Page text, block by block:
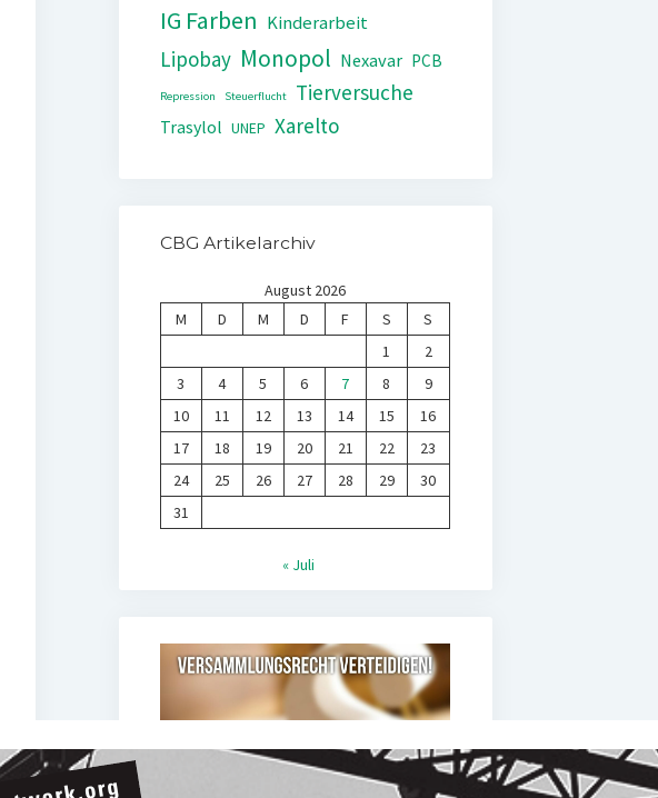
IG Farben Kinderarbeit
Lipobay Monopol Nexavar PCB
Repression Steuerflucht Tierversuche
Trasylol UNEP Xarelto
CBG Artikelarchiv
August 2026
M
D M D F S
S
1
2
3
4 5 6 7 8
9
10
11 12 13 14 15
16
17
18 19 20 21 22
23
24
25 26 27 28 29
30
31
« Juli